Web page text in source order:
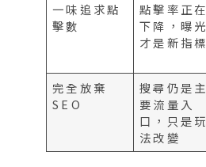
一味追求點
擊數
點擊率正在
下降，曝光
才是新指標
完全放棄
SEO
搜尋仍是主
要流量入
口，只是玩
法改變